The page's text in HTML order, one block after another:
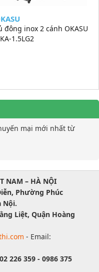
đông inox 2 cánh OKASU
1.5LG2
mại mới nhất từ
NAM – HÀ NỘI
Phường Phúc
Nội.
Liệt, Quận Hoàng
- Email:
226 359 - 0986 375